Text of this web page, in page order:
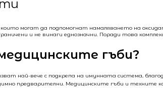
могат да подпомогнат намаляването на
и не винаги еднозначни. Поради това
гъби?
най-вече с подкрепа на имунната система,
предварителни. Медицинските гъби и техните